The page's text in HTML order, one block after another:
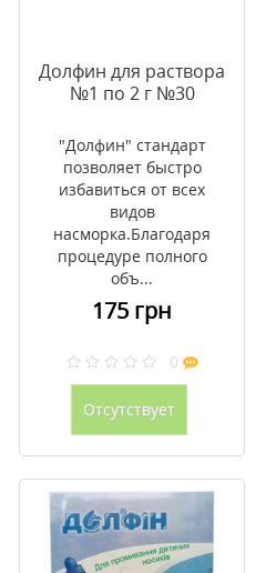
Долфин для раствора
№1 по 2 г №30
"Долфин" стандарт
позволяет быстро
избавиться от всех
видов
насморка.Благодаря
процедуре полного
объ...
175 грн
0
Отсутствует